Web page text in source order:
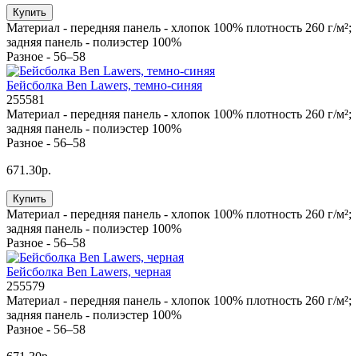
Купить
Материал - передняя панель - хлопок 100% плотность 260 г/м²;
задняя панель - полиэстер 100%
Разное - 56–58
Бейсболка Ben Lawers, темно-синяя
255581
Материал - передняя панель - хлопок 100% плотность 260 г/м²;
задняя панель - полиэстер 100%
Разное - 56–58
671.30р.
Купить
Материал - передняя панель - хлопок 100% плотность 260 г/м²;
задняя панель - полиэстер 100%
Разное - 56–58
Бейсболка Ben Lawers, черная
255579
Материал - передняя панель - хлопок 100% плотность 260 г/м²;
задняя панель - полиэстер 100%
Разное - 56–58